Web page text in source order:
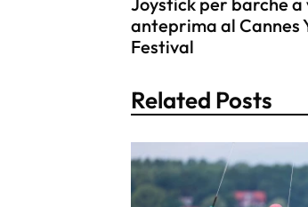
anteprima al Cannes
Festival
Related Posts